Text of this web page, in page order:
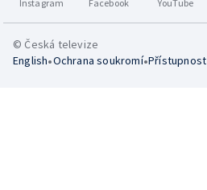
Instagram Facebook YouTube
© Česká televize
English•Ochrana soukromí•Přístupnost